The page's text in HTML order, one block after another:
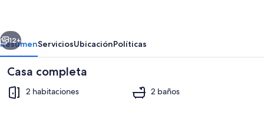
Siguiente
12+
ResumenServiciosUbicaciónPolíticas
Casa completa
2 habitaciones 2 baños